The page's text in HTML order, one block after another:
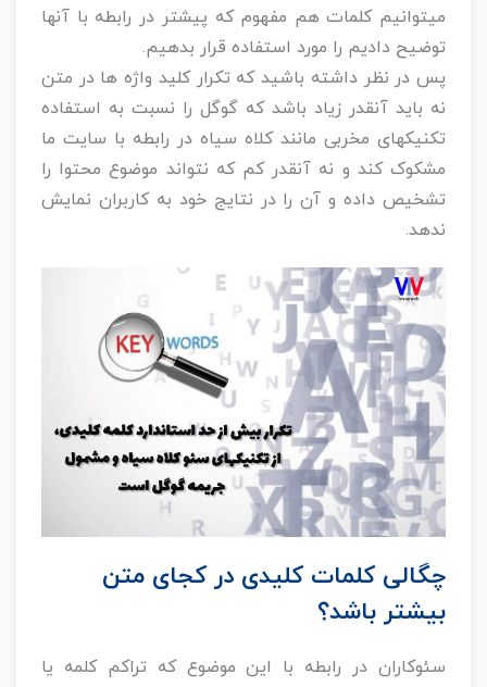
میتوانیم کلمات هم مفهوم که پیشتر در رابطه با آنها
توضیح دادیم را مورد استفاده قرار بدهیم.
پس در نظر داشته باشید که تکرار کلید واژه ها در متن
نه باید آنقدر زیاد باشد که گوگل را نسبت به استفاده
تکنیکهای مخربی مانند کلاه سیاه در رابطه با سایت ما
مشکوک کند و نه آنقدر کم که نتواند موضوع محتوا را
تشخیص داده و آن را در نتایج خود به کاربران نمایش
ندهد.
چگالی کلمات کلیدی در کجای متن
بیشتر باشد؟
سئوکاران در رابطه با این موضوع که تراکم کلمه یا